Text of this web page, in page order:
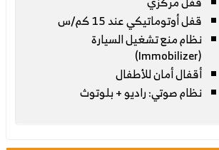
قفل أوتوماتيكي عند 15 كم/س
نظام منع تشغيل السيارة
(Immobilizer)
أقفال أمان للأطفال
نظام صوتي: راديو + بلوتوث